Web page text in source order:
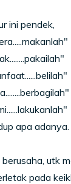
ini pendek,
apa adanya.
utk
pada